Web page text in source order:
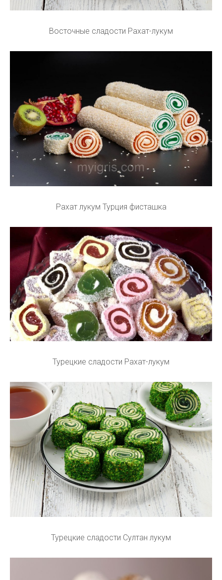
Восточные сладости Рахат-лукум
Рахат лукум Турция фисташка
Турецкие сладости Рахат-лукум
Турецкие сладости Султан лукум